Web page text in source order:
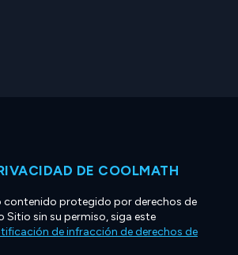
DE COOLMATH
contenido protegido por derechos de
Sitio sin su permiso, siga este
de infracción de derechos de